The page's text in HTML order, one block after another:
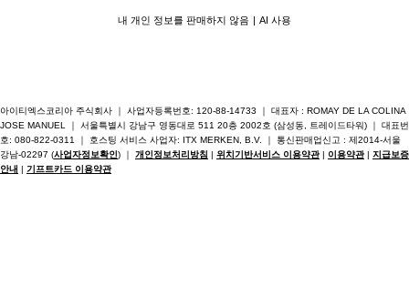
내 개인 정보를 판매하지 않음 AI 사용
아이티엑스코리아 주식회사 ｜ 사업자등록번호: 120-88-14733 ｜ 대표자 : ROMAY DE LA COLINA
JOSE MANUEL ｜ 서울특별시 강남구 영동대로 511 20층 2002호 (삼성동, 트레이드타워) ｜ 대표번
호: 080-822-0311 ｜ 호스팅 서비스 사업자: ITX MERKEN, B.V. ｜ 통신판매업신고 : 제2014-서울
강남-02297 (사업자정보확인) ｜ 개인정보처리방침 | 위치기반서비스 이용약관 | 이용약관 | 지급보증
안내 | 기프트카드 이용약관